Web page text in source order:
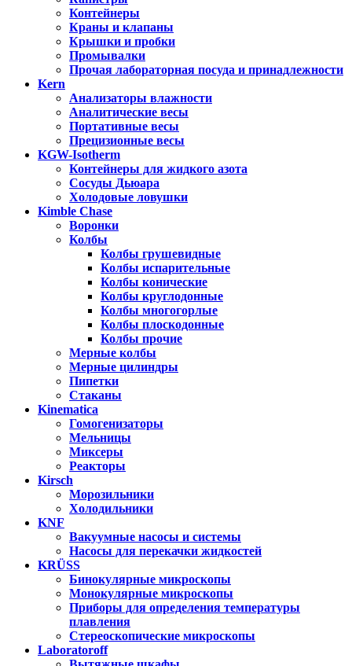
Контейнеры
Краны и клапаны
Крышки и пробки
Промывалки
Прочая лабораторная посуда и принадлежности
Kern
Анализаторы влажности
Аналитические весы
Портативные весы
Прецизионные весы
KGW-Isotherm
Контейнеры для жидкого азота
Сосуды Дьюара
Холодовые ловушки
Kimble Chase
Воронки
Колбы
Колбы грушевидные
Колбы испарительные
Колбы конические
Колбы круглодонные
Колбы многогорлые
Колбы плоскодонные
Колбы прочие
Мерные колбы
Мерные цилиндры
Пипетки
Стаканы
Kinematica
Гомогенизаторы
Мельницы
Миксеры
Реакторы
Kirsch
Морозильники
Холодильники
KNF
Вакуумные насосы и системы
Насосы для перекачки жидкостей
KRÜSS
Бинокулярные микроскопы
Монокулярные микроскопы
Приборы для определения температуры
плавления
Стереоскопические микроскопы
Laboratoroff